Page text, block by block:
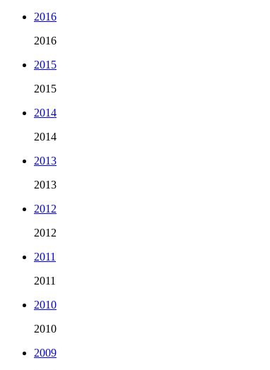
2016
2016
2015
2015
2014
2014
2013
2013
2012
2012
2011
2011
2010
2010
2009